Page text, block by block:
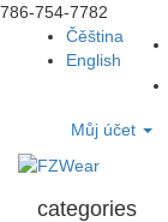
786-754-7782
Čěština
English
Můj účet
categories